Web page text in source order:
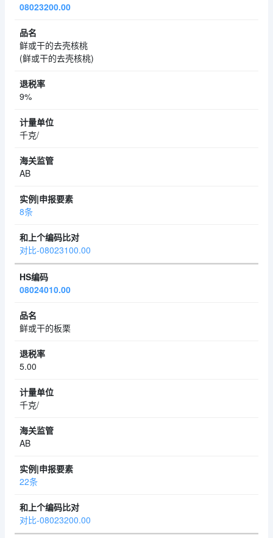
08023200.00
鲜或干的去壳核桃
(鲜或干的去壳核桃)
9%
千克/
AB
8条
对比-08023100.00
08024010.00
鲜或干的板栗
5.00
千克/
AB
22条
对比-08023200.00